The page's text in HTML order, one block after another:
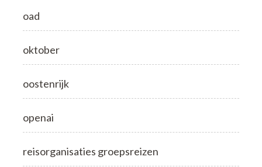
oad
oktober
oostenrijk
openai
reisorganisaties groepsreizen